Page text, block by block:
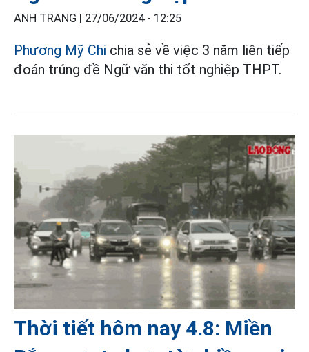
ANH TRANG | 27/06/2024 - 12:25
Phương Mỹ Chi chia sẻ về việc 3 năm liên tiếp
đoán trúng đề Ngữ văn thi tốt nghiệp THPT.
Thời tiết hôm nay 4.8: Miền